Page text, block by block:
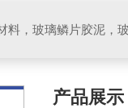
产品展示